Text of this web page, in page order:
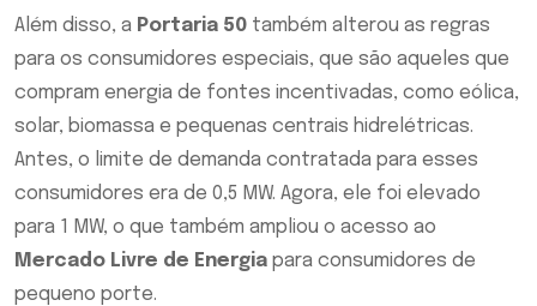
Além disso, a Portaria 50 também alterou as regras
para os consumidores especiais, que são aqueles que
compram energia de fontes incentivadas, como eólica,
solar, biomassa e pequenas centrais hidrelétricas.
Antes, o limite de demanda contratada para esses
consumidores era de 0,5 MW. Agora, ele foi elevado
para 1 MW, o que também ampliou o acesso ao
Mercado Livre de Energia para consumidores de
pequeno porte.